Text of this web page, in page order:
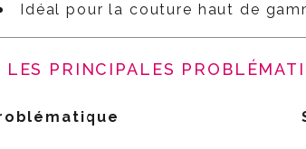
Idéal pour la couture haut de
PRINCIPALES